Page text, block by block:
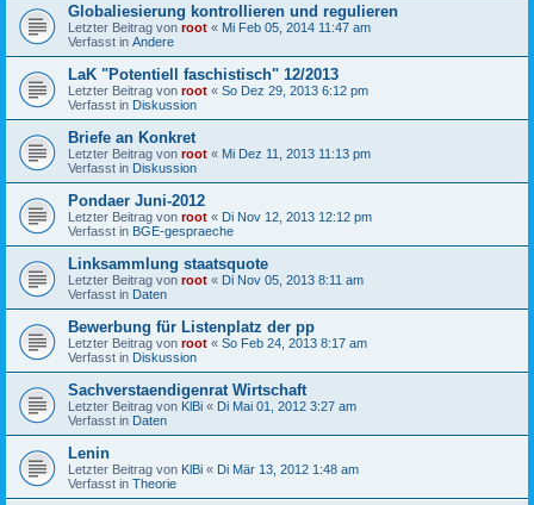
Globaliesierung kontrollieren und regulieren
Letzter Beitrag von root « Mi Feb 05, 2014 11:47 am
Verfasst in Andere
LaK "Potentiell faschistisch" 12/2013
Letzter Beitrag von root « So Dez 29, 2013 6:12 pm
Verfasst in Diskussion
Briefe an Konkret
Letzter Beitrag von root « Mi Dez 11, 2013 11:13 pm
Verfasst in Diskussion
Pondaer Juni-2012
Letzter Beitrag von root « Di Nov 12, 2013 12:12 pm
Verfasst in BGE-gespraeche
Linksammlung staatsquote
Letzter Beitrag von root « Di Nov 05, 2013 8:11 am
Verfasst in Daten
Bewerbung für Listenplatz der pp
Letzter Beitrag von root « So Feb 24, 2013 8:17 am
Verfasst in Diskussion
Sachverstaendigenrat Wirtschaft
Letzter Beitrag von KlBi « Di Mai 01, 2012 3:27 am
Verfasst in Daten
Lenin
Letzter Beitrag von KlBi « Di Mär 13, 2012 1:48 am
Verfasst in Theorie